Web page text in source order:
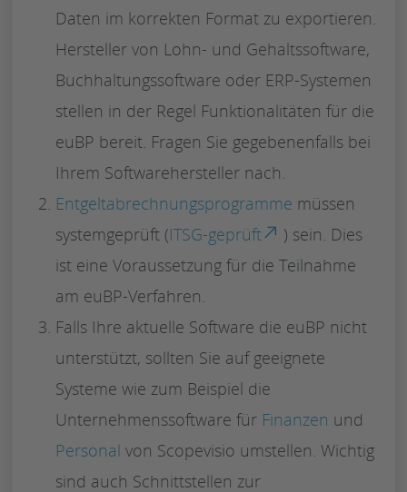
Daten im korrekten Format zu exportieren.
Hersteller von Lohn- und Gehaltssoftware,
Buchhaltungssoftware oder ERP-Systemen
stellen in der Regel Funktionalitäten für die
euBP bereit. Fragen Sie gegebenenfalls bei
Ihrem Softwarehersteller nach.
Entgeltabrechnungsprogramme müssen
systemgeprüft (ITSG-geprüft
) sein. Dies
ist eine Voraussetzung für die Teilnahme
am euBP-Verfahren.
Falls Ihre aktuelle Software die euBP nicht
unterstützt, sollten Sie auf geeignete
Systeme wie zum Beispiel die
Unternehmenssoftware für Finanzen und
Personal von Scopevisio umstellen. Wichtig
sind auch Schnittstellen zur